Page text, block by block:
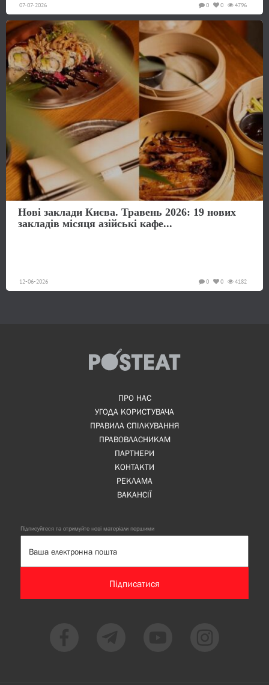
07-07-2026 4796
0
0
Нові заклади Києва. Травень 2026: 19 нових
закладів місяця азійські кафе...
12-06-2026 4182
0
0
ПРО НАС
УГОДА КОРИСТУВАЧА
ПРАВИЛА СПІЛКУВАННЯ
ПРАВОВЛАСНИКАМ
ПАРТНЕРИ
КОНТАКТИ
РЕКЛАМА
ВАКАНСІЇ
Підписуйтеся та отримуйте нові матеріали першими
Підписатися